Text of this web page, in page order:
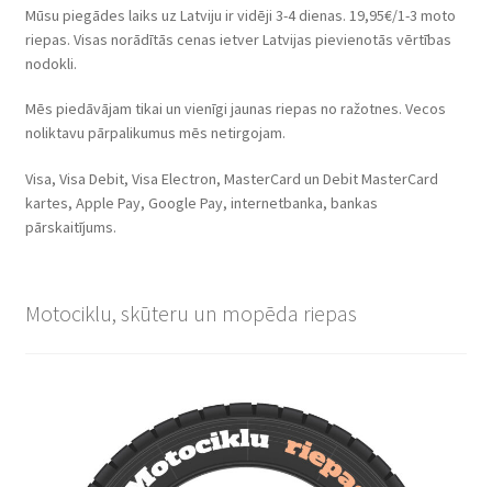
Mūsu piegādes laiks uz Latviju ir vidēji 3-4 dienas. 19,95€/1-3 moto
riepas. Visas norādītās cenas ietver Latvijas pievienotās vērtības
nodokli.
Mēs piedāvājam tikai un vienīgi jaunas riepas no ražotnes. Vecos
noliktavu pārpalikumus mēs netirgojam.
Visa, Visa Debit, Visa Electron, MasterCard un Debit MasterCard
kartes, Apple Pay, Google Pay, internetbanka, bankas
pārskaitījums.
Motociklu, skūteru un mopēda riepas